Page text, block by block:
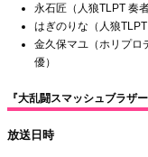
永石匠（人狼TLPT 奏
はぎのりな（人狼TLPT
金久保マユ（ホリプロ
優）
『大乱闘スマッシュブラザ
放送日時